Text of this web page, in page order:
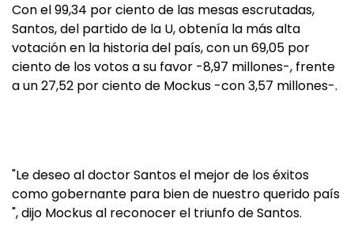
Con el 99,34 por ciento de las mesas escrutadas,
Santos, del partido de la U, obtenía la más alta
votación en la historia del país, con un 69,05 por
ciento de los votos a su favor -8,97 millones-, frente
a un 27,52 por ciento de Mockus -con 3,57 millones-.
"Le deseo al doctor Santos el mejor de los éxitos
como gobernante para bien de nuestro querido país
", dijo Mockus al reconocer el triunfo de Santos.